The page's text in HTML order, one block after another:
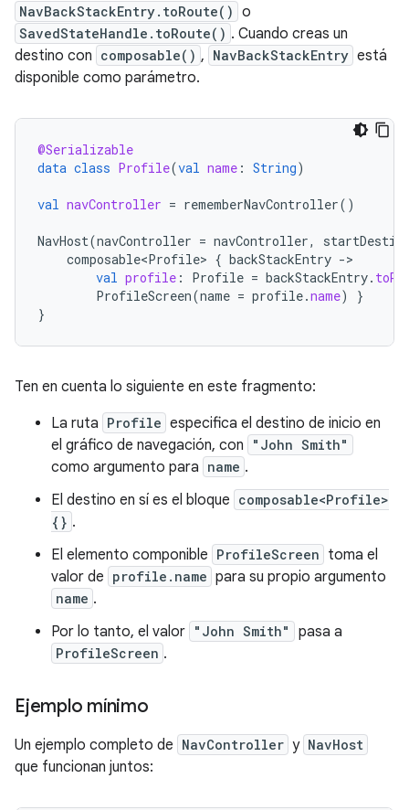
NavBackStackEntry.toRoute() o
SavedStateHandle.toRoute() . Cuando creas un
destino con composable() , NavBackStackEntry está
disponible como parámetro.
@Serializable
data class Profile(val name : String)
val navController = rememberNavController()
NavHost(navController = navController,
composable<Profile> { backStackEntry -
val profile : Profile = backStackEntry.
ProfileScreen(name = profile.name)
}
}
Ten en cuenta lo siguiente en este fragmento:
La ruta Profile especifica el destino de inicio en
el gráfico de navegación, con
"John Smith"
como argumento para name .
El destino en sí es el bloque composable<Profile>
{} .
El elemento componible ProfileScreen toma el
valor de profile.name para su propio argumento
name .
Por lo tanto, el valor "John Smith" pasa a
ProfileScreen .
Ejemplo mínimo
Un ejemplo completo de NavController y NavHost
que funcionan juntos: